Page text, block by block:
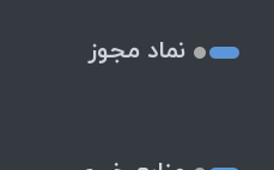
نماد مجوز